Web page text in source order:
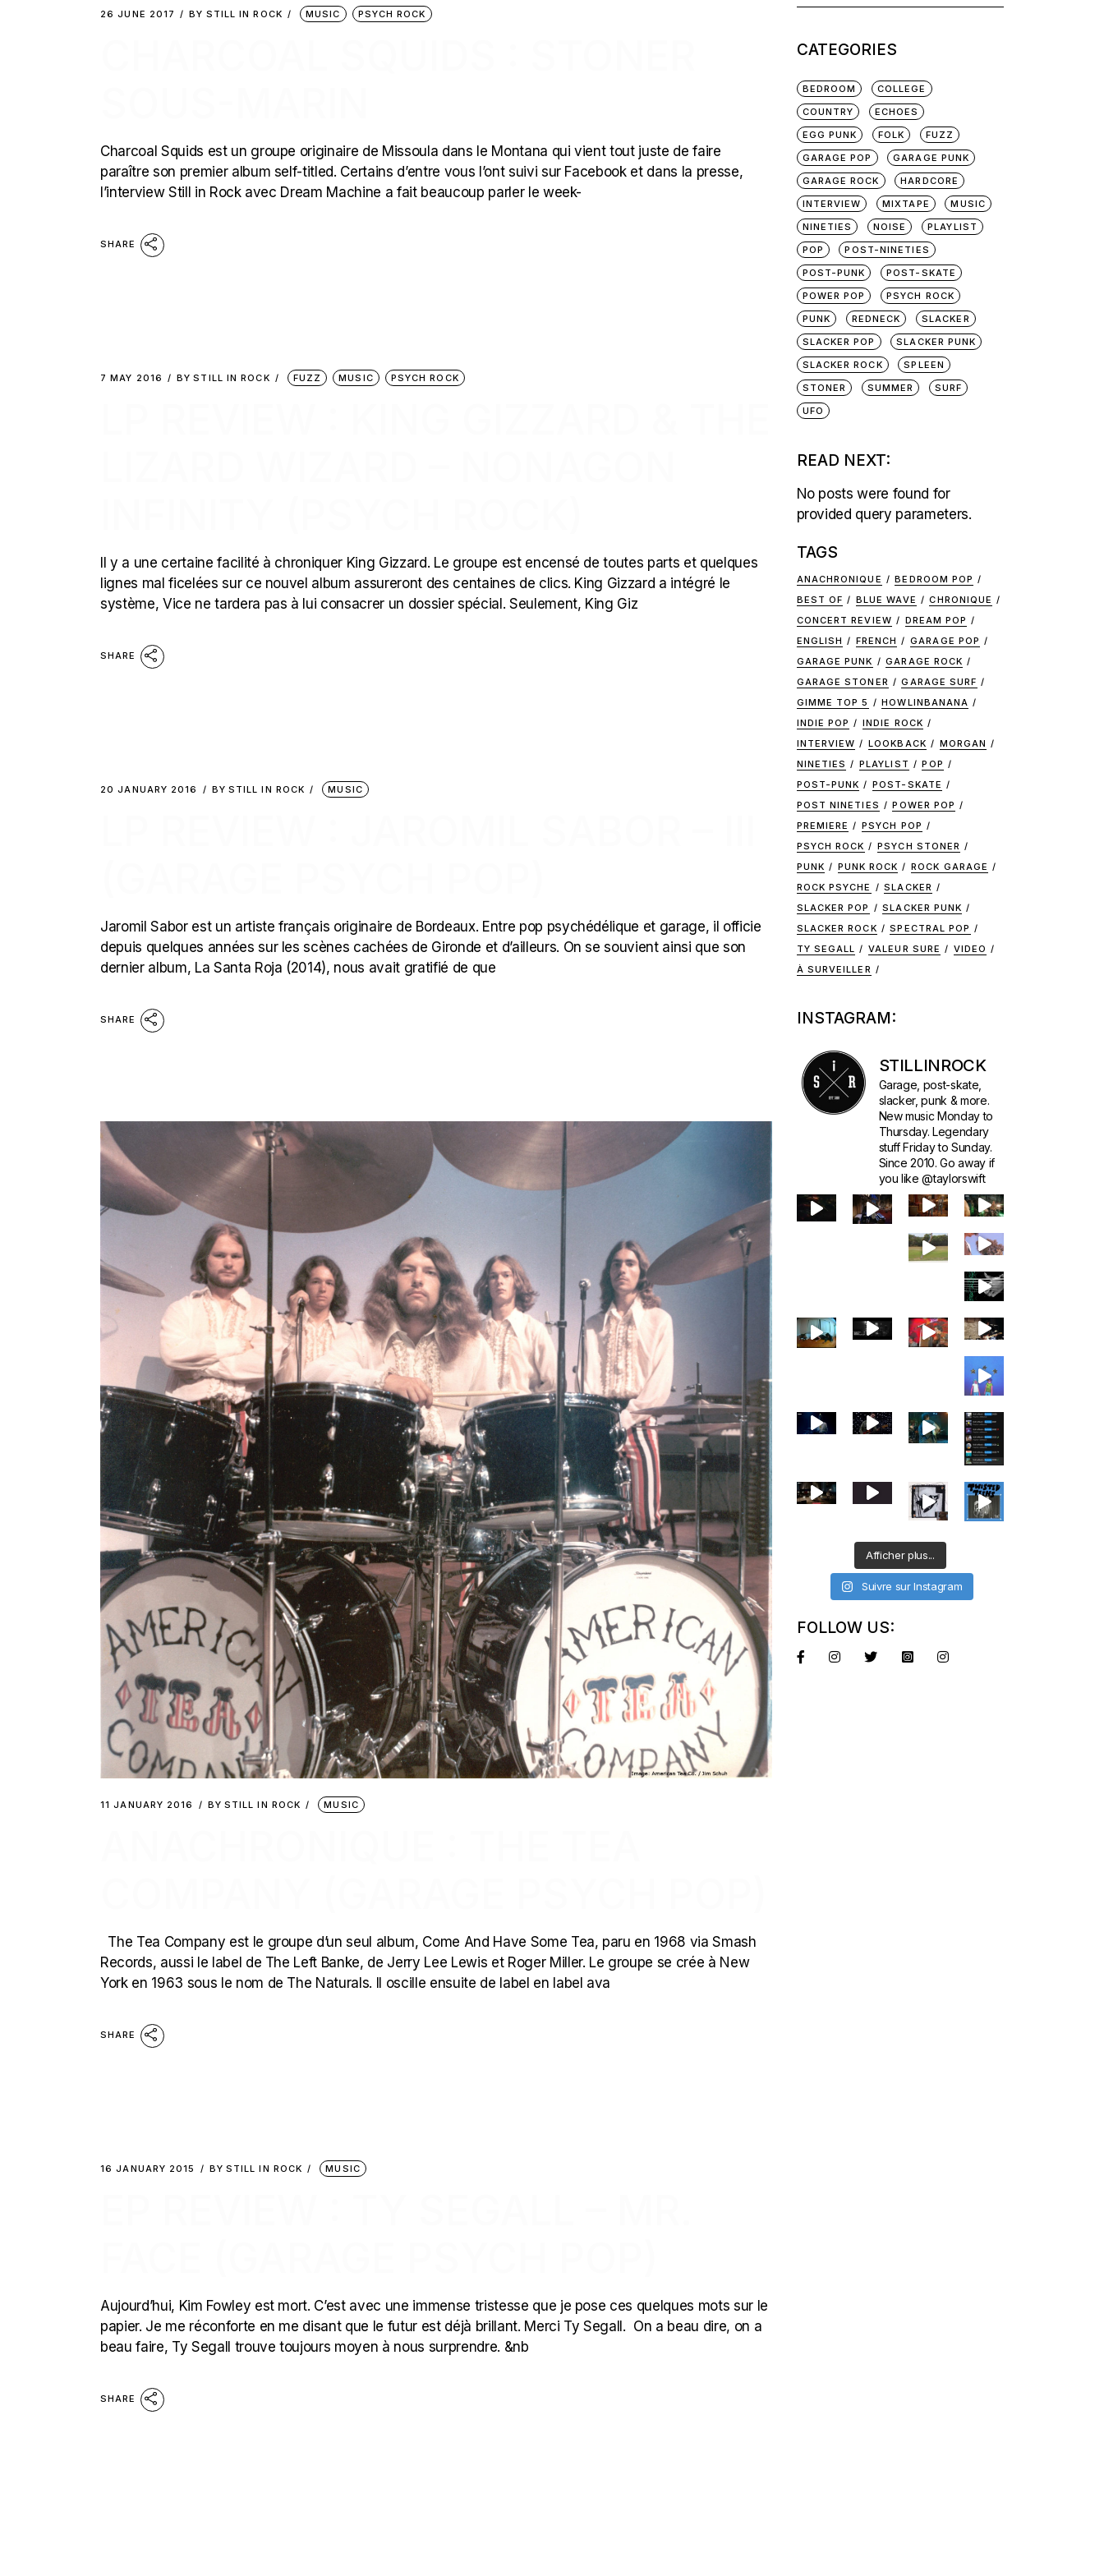
26 JUNE 2017 BY STILL IN ROCK MUSIC PSYCH ROCK
Charcoal Squids est un groupe originaire de Missoula dans le Montana qui vient tout juste de faire
paraître son premier album self-titled. Certains d’entre vous l’ont suivi sur Facebook et dans la presse,
l’interview Still in Rock avec Dream Machine a fait beaucoup parler le week-
SHARE
7 MAY 2016 BY STILL IN ROCK FUZZ MUSIC PSYCH ROCK
Il y a une certaine facilité à chroniquer King Gizzard. Le groupe est encensé de toutes parts et quelques
lignes mal ficelées sur ce nouvel album assureront des centaines de clics. King Gizzard a intégré le
système, Vice ne tardera pas à lui consacrer un dossier spécial. Seulement, King Giz
SHARE
20 JANUARY 2016 BY STILL IN ROCK MUSIC
Jaromil Sabor est un artiste français originaire de Bordeaux. Entre pop psychédélique et garage, il officie
depuis quelques années sur les scènes cachées de Gironde et d’ailleurs. On se souvient ainsi que son
dernier album, La Santa Roja (2014), nous avait gratifié de que
SHARE
11 JANUARY 2016 BY STILL IN ROCK MUSIC
The Tea Company est le groupe d’un seul album, Come And Have Some Tea, paru en 1968 via Smash
Records, aussi le label de The Left Banke, de Jerry Lee Lewis et Roger Miller. Le groupe se crée à New
York en 1963 sous le nom de The Naturals. Il oscille ensuite de label en label ava
SHARE
16 JANUARY 2015 BY STILL IN ROCK MUSIC
Aujourd’hui, Kim Fowley est mort. C’est avec une immense tristesse que je pose ces quelques mots sur le
papier. Je me réconforte en me disant que le futur est déjà brillant. Merci Ty Segall. On a beau dire, on a
beau faire, Ty Segall trouve toujours moyen à nous surprendre. &nb
SHARE
CATEGORIES
BEDROOM
COLLEGE
COUNTRY
ECHOES
EGG PUNK
FOLK
FUZZ
GARAGE POP
GARAGE PUNK
GARAGE ROCK
HARDCORE
INTERVIEW
MIXTAPE
MUSIC
NINETIES
NOISE
PLAYLIST
POP
POST-NINETIES
POST-PUNK
POST-SKATE
POWER POP
PSYCH ROCK
PUNK
REDNECK
SLACKER
SLACKER POP
SLACKER PUNK
SLACKER ROCK
SPLEEN
STONER
SUMMER
SURF
UFO
READ NEXT:
No posts were found for
provided query parameters.
TAGS
ANACHRONIQUE
BEDROOM POP
BEST OF
BLUE WAVE
CHRONIQUE
CONCERT REVIEW
DREAM POP
ENGLISH
FRENCH
GARAGE POP
GARAGE PUNK
GARAGE ROCK
GARAGE STONER
GARAGE SURF
GIMME TOP 5
HOWLINBANANA
INDIE POP
INDIE ROCK
INTERVIEW
LOOKBACK
MORGAN
NINETIES
PLAYLIST
POP
POST-PUNK
POST-SKATE
POST NINETIES
POWER POP
PREMIERE
PSYCH POP
PSYCH ROCK
PSYCH STONER
PUNK
PUNK ROCK
ROCK GARAGE
ROCK PSYCHE
SLACKER
SLACKER POP
SLACKER PUNK
SLACKER ROCK
SPECTRAL POP
TY SEGALL
VALEUR SURE
VIDEO
À SURVEILLER
INSTAGRAM:
STILLINROCK
Garage, post-skate,
slacker, punk & more.
New music Monday to
Thursday. Legendary
stuff Friday to Sunday.
Since 2010. Go away if
you like @taylorswift
Afficher plus...
Suivre sur Instagram
FOLLOW US: